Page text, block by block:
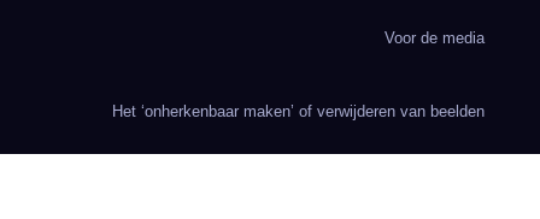
Voor de media
Het ‘onherkenbaar maken’ of verwijderen van beelden